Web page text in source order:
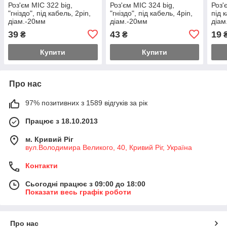
Роз'єм MIC 322 big,
"гніздо", під кабель, 2pin,
діам.-20мм
39 ₴
Купити
Роз'єм MIC 324 big,
"гніздо", під кабель, 4pin,
діам.-20мм
43₴
Купити
під
19
Про нас
97% позитивних з 1589 відгуків за рік
Працює з 18.10.2013
м. Кривий Ріг
вул.Володимира Великого, 40, Кривий Ріг, Україна
Контакти
Сьогодні працює з 09:00 до 18:00
Показати весь графік роботи
Про нас